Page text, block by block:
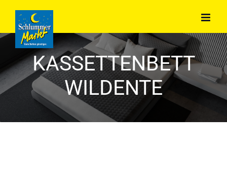
Inhalt
springen
KASSETTENBETT
WILDENTE